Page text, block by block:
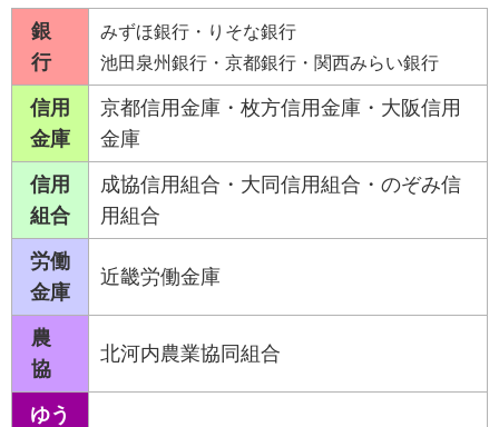
銀
行
みずほ銀行・りそな銀行
池田泉州銀行・京都銀行・関西みらい銀行
信用
金庫
京都信用金庫・枚方信用金庫・大阪信用
金庫
信用
組合
成協信用組合・大同信用組合・のぞみ信
用組合
労働
金庫
近畿労働金庫
農
協
北河内農業協同組合
ゆう